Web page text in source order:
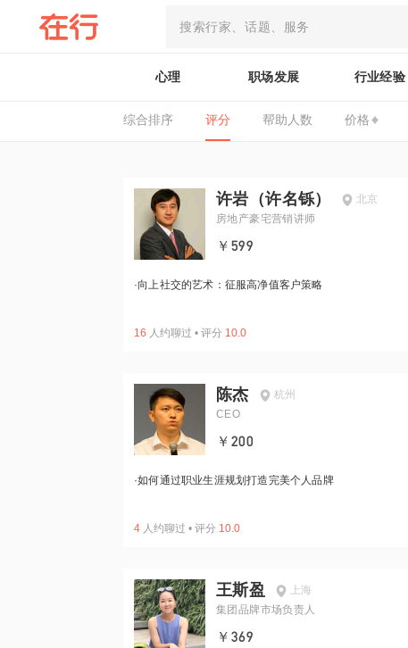
心理 职场发展 行业经验
综合排序 评分 帮助人数 价格
许岩（许名铄）
北京
房地产豪宅营销讲师
￥599
·向上社交的艺术：征服高净值客户策略
16 人约聊过 • 评分 10.0
陈杰
杭州
CEO
￥200
·如何通过职业生涯规划打造完美个人品牌
4 人约聊过 • 评分 10.0
王斯盈
上海
集团品牌市场负责人
￥369